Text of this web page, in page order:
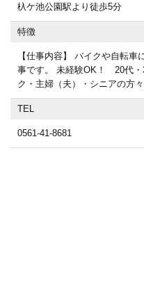
杁ケ池公園駅より徒歩5分
特徴
【仕事内容】 バイクや自転
事です。 未経験OK！ 20代・
ク・主婦（夫）・シニアの方
TEL
0561-41-8681